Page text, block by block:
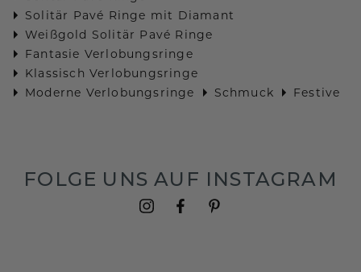
Solitär Pavé Ringe mit Diamant
Weißgold Solitär Pavé Ringe
Fantasie Verlobungsringe
Klassisch Verlobungsringe
Moderne Verlobungsringe
Schmuck Festive
FOLGE UNS AUF INSTAGRAM